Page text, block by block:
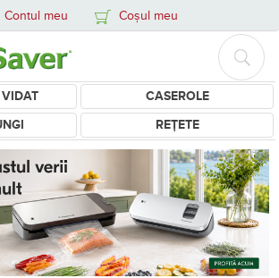
Contul meu Coșul meu
CASEROLE
REȚETE